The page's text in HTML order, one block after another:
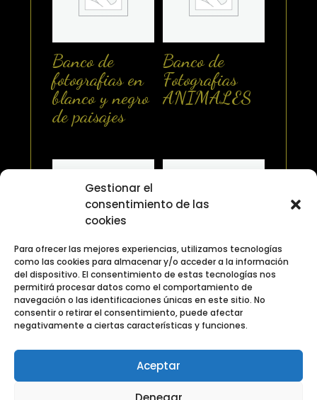
Gestionar el
consentimiento de las
cookies
Para ofrecer las mejores experiencias, utilizamos tecnologías
como las cookies para almacenar y/o acceder a la información
del dispositivo. El consentimiento de estas tecnologías nos
permitirá procesar datos como el comportamiento de
navegación o las identificaciones únicas en este sitio. No
consentir o retirar el consentimiento, puede afectar
negativamente a ciertas características y funciones.
Aceptar
Banco de
fotografias en
blanco y negro
de paisajes
Banco de
Fotografias
ANIMALES
Banco de
fotografias
Categoria
Transporte
Banco de
fotografias
Categoria
Fuego